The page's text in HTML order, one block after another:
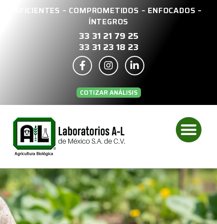
EFICIENTES – COMPROMETIDOS – ENFOCADOS –
ÍNTEGROS
33 31 21 79 25
33 31 23 18 23
COTIZAR ANÁLISIS